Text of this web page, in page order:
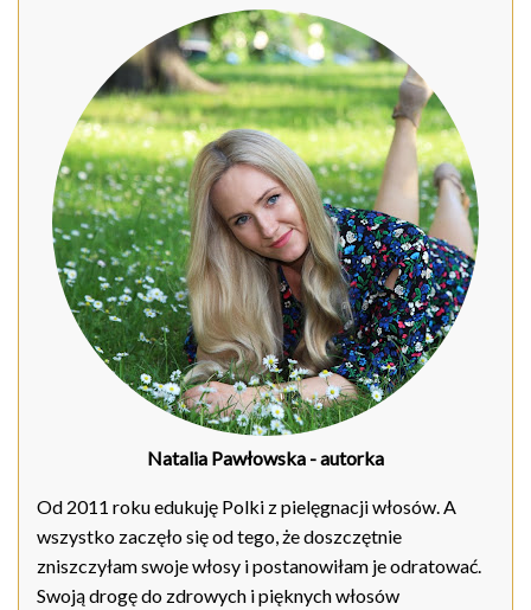
Natalia Pawłowska - autorka
Od 2011 roku edukuję Polki z pielęgnacji włosów. A
wszystko zaczęło się od tego, że doszczętnie
zniszczyłam swoje włosy i postanowiłam je odratować.
Swoją drogę do zdrowych i pięknych włosów